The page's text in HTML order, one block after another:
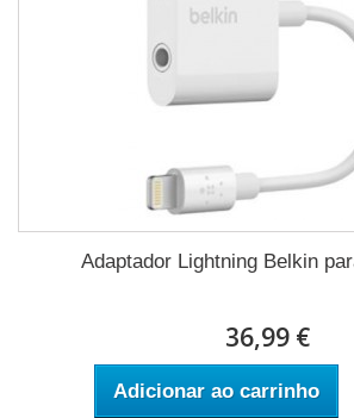
Adaptador Lightning Belkin
36,99 €
Adicionar ao carrinho